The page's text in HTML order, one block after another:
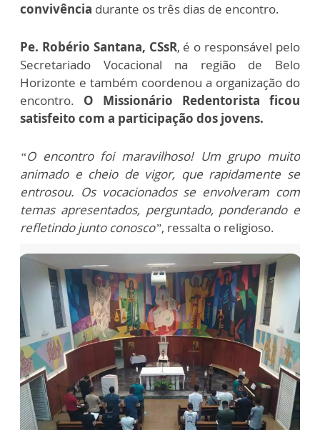
convivência durante os três dias de encontro.
Pe. Robério Santana, CSsR, é o responsável pelo
Secretariado Vocacional na região de Belo
Horizonte e também coordenou a organização do
encontro. O Missionário Redentorista ficou
satisfeito com a participação dos jovens.
“O encontro foi maravilhoso! Um grupo muito
animado e cheio de vigor, que rapidamente se
entrosou. Os vocacionados se envolveram com
temas apresentados, perguntado, ponderando e
refletindo junto conosco”, ressalta o religioso.